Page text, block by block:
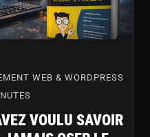
WEB & WORDPRESS
VOULU SAVOIR